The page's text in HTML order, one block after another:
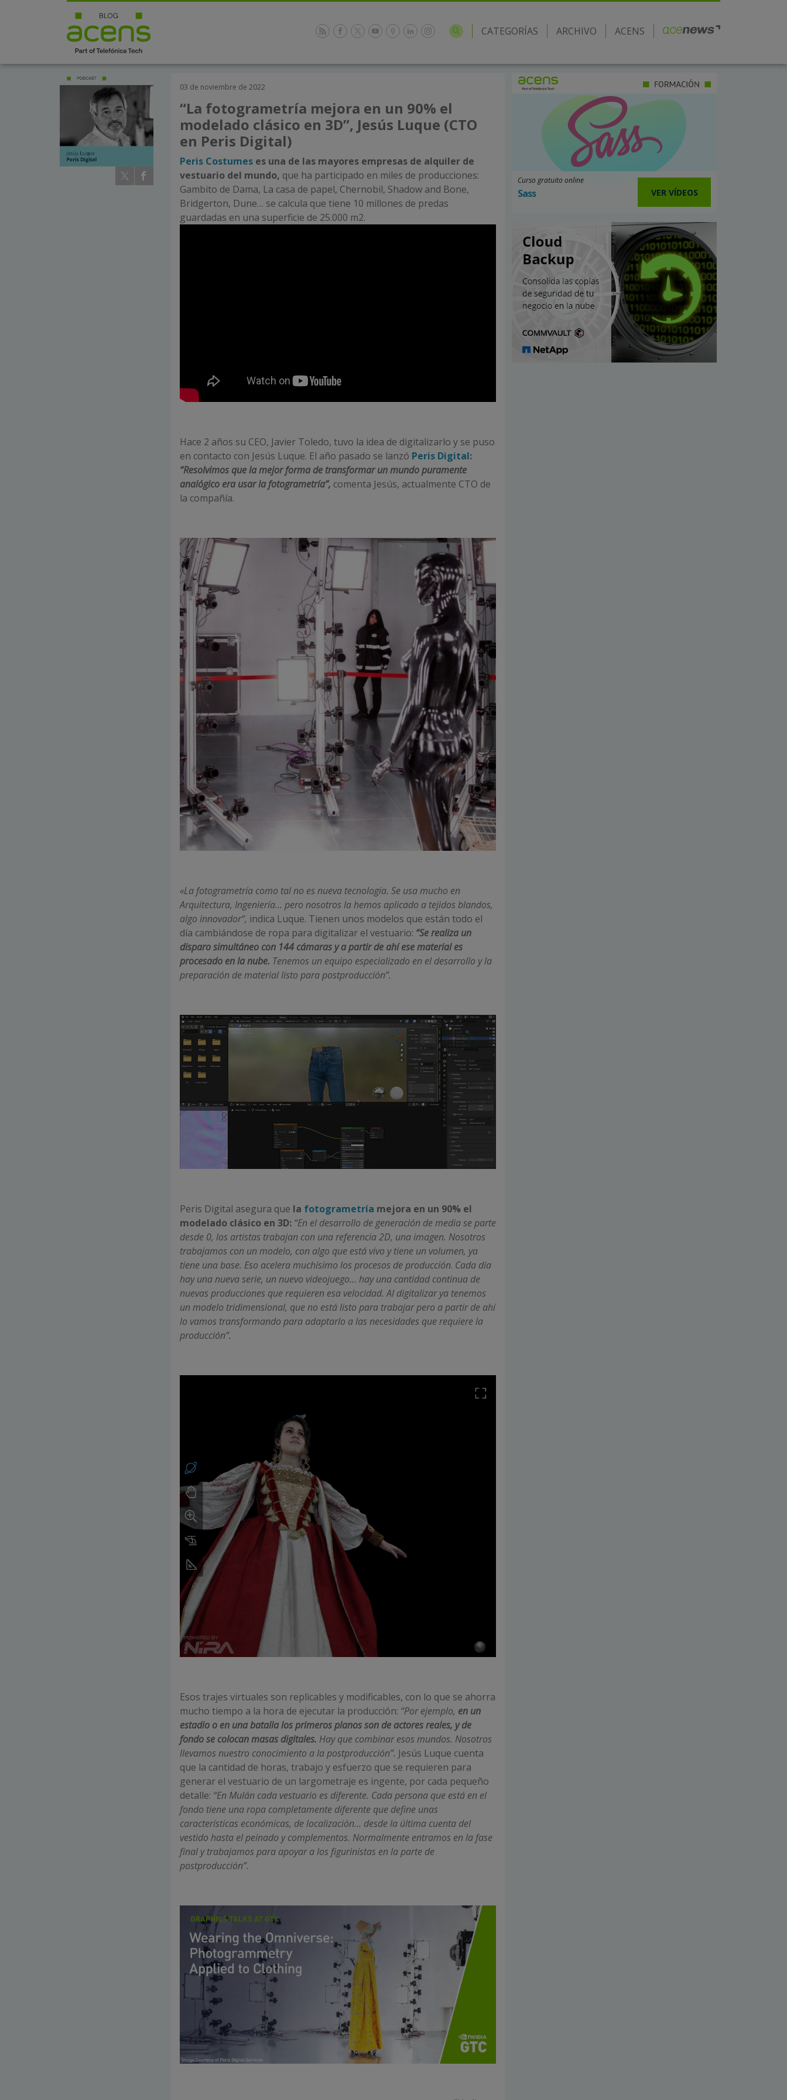
CATEGORÍAS ARCHIVO ACENS
03 de noviembre de 2022
“La fotogrametría mejora en un 90% el
modelado clásico en 3D”, Jesús Luque (CTO
en Peris Digital)
Peris Costumes es una de las mayores empresas de alquiler de
vestuario del mundo, que ha participado en miles de producciones:
Gambito de Dama, La casa de papel, Chernobil, Shadow and Bone,
Bridgerton, Dune… se calcula que tiene 10 millones de predas
guardadas en una superficie de 25.000 m2.
Hace 2 años su CEO, Javier Toledo, tuvo la idea de digitalizarlo y se puso
en contacto con Jesús Luque. El año pasado se lanzó Peris Digital:
“Resolvimos que la mejor forma de transformar un mundo puramente
analógico era usar la fotogrametría”, comenta Jesús, actualmente CTO de
la compañía.
«La fotogrametría como tal no es nueva tecnología. Se usa mucho en
Arquitectura, Ingeniería… pero nosotros la hemos aplicado a tejidos blandos,
algo innovador“, indica Luque. Tienen unos modelos que están todo el
día cambiándose de ropa para digitalizar el vestuario: “Se realiza un
disparo simultáneo con 144 cámaras y a partir de ahí ese material es
procesado en la nube. Tenemos un equipo especializado en el desarrollo y la
preparación de material listo para postproducción”.
Peris Digital asegura que la fotogrametría mejora en un 90% el
modelado clásico en 3D: “En el desarrollo de generación de media se parte
desde 0, los artistas trabajan con una referencia 2D, una imagen. Nosotros
trabajamos con un modelo, con algo que está vivo y tiene un volumen, ya
tiene una base. Eso acelera muchísimo los procesos de producción. Cada día
hay una nueva serie, un nuevo videojuego… hay una cantidad continua de
nuevas producciones que requieren esa velocidad. Al digitalizar ya tenemos
un modelo tridimensional, que no está listo para trabajar pero a partir de ahí
lo vamos transformando para adaptarlo a las necesidades que requiere la
producción”.
Esos trajes virtuales son replicables y modificables, con lo que se ahorra
mucho tiempo a la hora de ejecutar la producción: “Por ejemplo, en un
estadio o en una batalla los primeros planos son de actores reales, y de
fondo se colocan masas digitales. Hay que combinar esos mundos. Nosotros
llevamos nuestro conocimiento a la postproducción”. Jesús Luque cuenta
que la cantidad de horas, trabajo y esfuerzo que se requieren para
generar el vestuario de un largometraje es ingente, por cada pequeño
detalle: “En Mulán cada vestuario es diferente. Cada persona que está en el
fondo tiene una ropa completamente diferente que define unas
características económicas, de localización… desde la última cuenta del
vestido hasta el peinado y complementos. Normalmente entramos en la fase
final y trabajamos para apoyar a los figurinistas en la parte de
postproducción”.
Curso gratuito online
Sass VER VÍDEOS